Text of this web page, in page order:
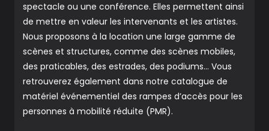
spectacle ou une conférence. Elles permettent ainsi
de mettre en valeur les intervenants et les artistes.
Nous proposons à la location une large gamme de
scènes et structures, comme des scènes mobiles,
des praticables, des estrades, des podiums… Vous
retrouverez également dans notre catalogue de
matériel événementiel des rampes d’accès pour les
personnes à mobilité réduite (PMR).